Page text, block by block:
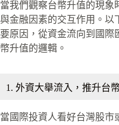
當我們觀察台幣升值的現象
與金融因素的交互作用。以
要原因，從資金流向到國際
幣升值的邏輯。
1. 外資大舉流入，推升台
當國際投資人看好台灣股市